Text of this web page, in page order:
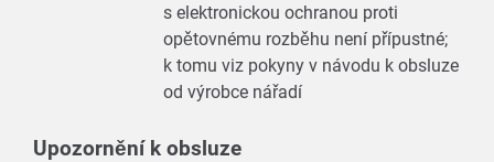
s elektronickou ochranou proti
opětovnému rozběhu není přípustné;
k tomu viz pokyny v návodu k obsluze
od výrobce nářadí
Upozornění k obsluze